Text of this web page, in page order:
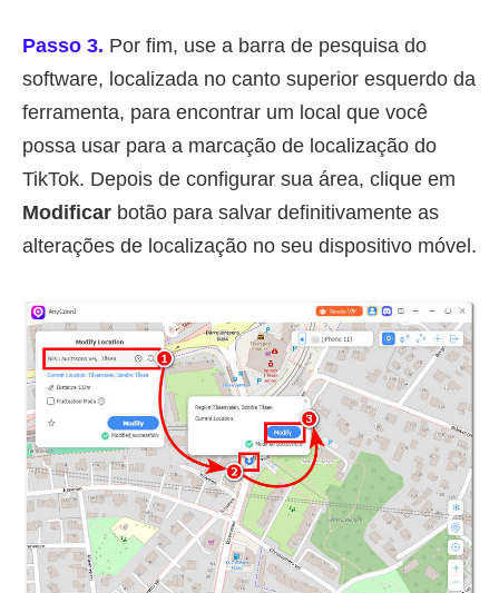
Passo 3. Por fim, use a barra de pesquisa do
software, localizada no canto superior esquerdo da
ferramenta, para encontrar um local que você
possa usar para a marcação de localização do
TikTok. Depois de configurar sua área, clique em
Modificar botão para salvar definitivamente as
alterações de localização no seu dispositivo móvel.